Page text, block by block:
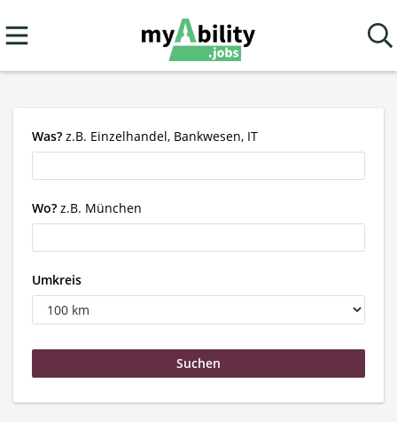
Was? z.B. Einzelhandel, Bankwesen, IT
Wo? z.B. München
Umkreis